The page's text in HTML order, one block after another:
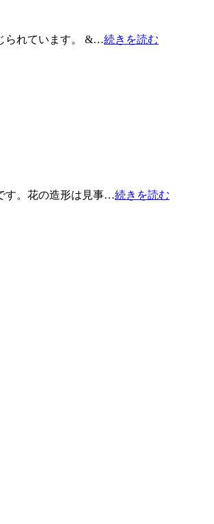
られています。 &…続きを読む
す。花の造形は見事…続きを読む